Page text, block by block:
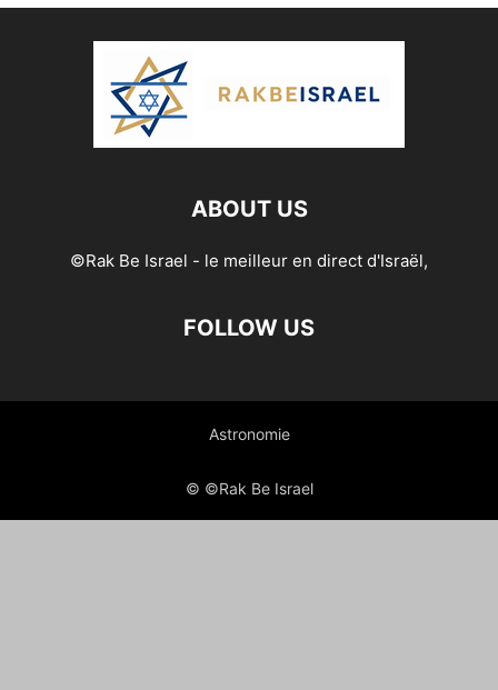
ABOUT US
©Rak Be Israel - le meilleur en direct d'Israël,
FOLLOW US
Astronomie
© ©Rak Be Israel